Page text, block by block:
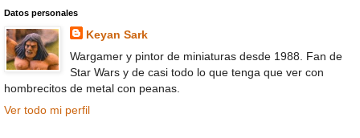
Datos personales
Keyan Sark
Wargamer y pintor de miniaturas desde 1988. Fan de
Star Wars y de casi todo lo que tenga que ver con
hombrecitos de metal con peanas.
Ver todo mi perfil